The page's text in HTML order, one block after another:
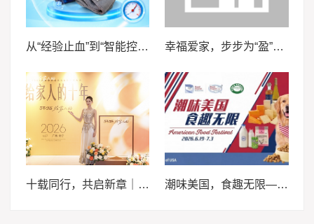
从“经验止血”到“智能控压”——安徽医科大学“血卫”团队推动止血装备智能化升级 幸福爱家，步步为“盈”，泰康泰盈人生2026锚定现金流，重构养老想象力
十载同行，共启新章｜2026轩妈品牌中秋启动会暨经销商大会圆满收官 潮味美国，食趣无限——来泰晤士超市邀您畅享味蕾体验